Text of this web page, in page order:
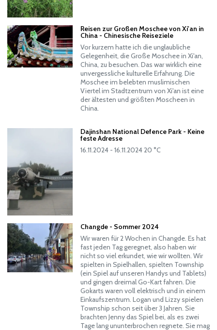
Reisen zur Großen Moschee von Xi'an in
China - Chinesische Reiseziele
Vor kurzem hatte ich die unglaubliche
Gelegenheit, die Große Moschee in Xi'an,
China, zu besuchen. Das war wirklich eine
unvergessliche kulturelle Erfahrung. Die
Moschee im belebten muslimischen
Viertel im Stadtzentrum von Xi'an ist eine
der ältesten und größten Moscheen in
China.
Dajinshan National Defence Park - Keine
feste Adresse
16.11.2024 - 16.11.2024 20 °C
Changde - Sommer 2024
Wir waren für 2 Wochen in Changde. Es hat
fast jeden Tag geregnet, also haben wir
nicht so viel erkundet, wie wir wollten. Wir
spielten in Spielhallen, spielten Township
(ein Spiel auf unseren Handys und Tablets)
und gingen dreimal Go-Kart fahren. Die
Gokarts waren voll elektrisch und in einem
Einkaufszentrum. Logan und Lizzy spielen
Township schon seit über 3 Jahren. Sie
brachten Jenny das Spiel bei, als es zwei
Tage lang ununterbrochen regnete. Sie mag